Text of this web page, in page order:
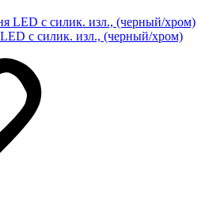
с силик. изл., (черный/хром)